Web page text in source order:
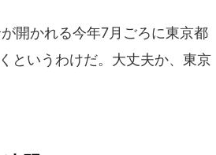
開かれる今年7月ごろに東京都
というわけだ。大丈夫か、東京